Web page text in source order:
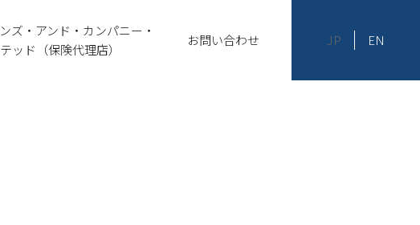
ズ・アンド・カンパニー・
ッド（保険代理店）
お問い合わせ JP EN